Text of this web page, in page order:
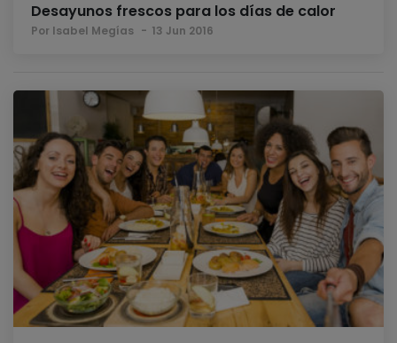
Desayunos frescos para los días de calor
Por Isabel Megías 13 Jun 2016